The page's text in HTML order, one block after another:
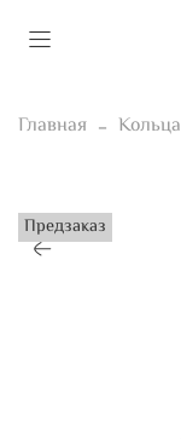
Главная Кольца
Предзаказ